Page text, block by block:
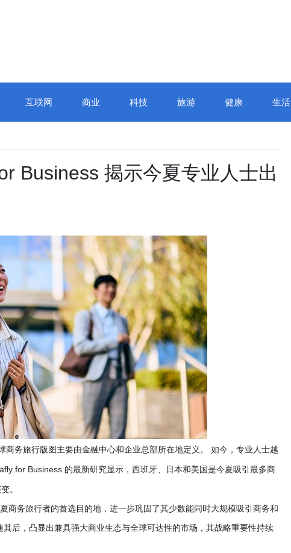
互联网 商业 科技 旅游 健康 生活
Business 揭示今夏专业人士出
务旅行版图主要由金融中心和企业总部所在地定义。 如今，专业人士越
for Business 的最新研究显示，西班牙、日本和美国是今夏吸引最多商
。
商务旅行者的首选目的地，进一步巩固了其少数能同时大规模吸引商务和
后，凸显出兼具强大商业生态与全球可达性的市场，其战略重要性持续